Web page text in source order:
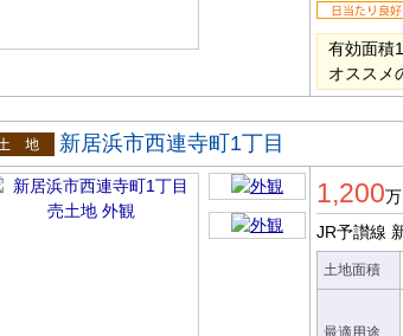
有効面積
オススメ
地
新居浜市西連寺町1丁目
1,200
JR予讃線
土地面積
最適用途